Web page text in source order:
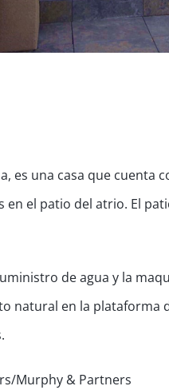
es una casa que
el patio del atrio. El
de agua y la
natural en la plataforma
Murphy & Partners